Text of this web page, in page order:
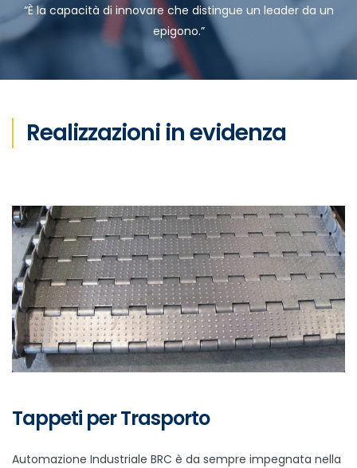
“È la capacità di innovare che distingue un leader da un
epigono.”
Realizzazioni in evidenza
Tappeti per Trasporto
Automazione Industriale BRC è da sempre impegnata nella